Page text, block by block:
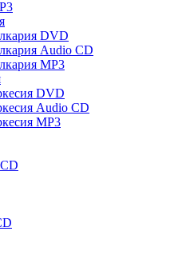
DVD
Audio CD
MP3
DVD
Audio CD
MP3